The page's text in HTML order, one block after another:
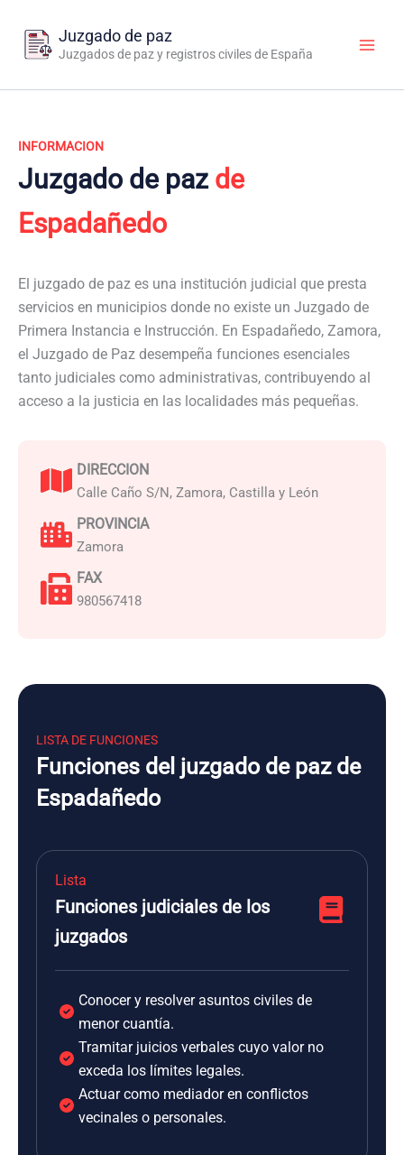
contenido
Juzgado de paz
Juzgados de paz y registros civiles de España
INFORMACION
Juzgado de paz de
Espadañedo
El juzgado de paz es una institución judicial que presta
servicios en municipios donde no existe un Juzgado de
Primera Instancia e Instrucción. En Espadañedo, Zamora,
el Juzgado de Paz desempeña funciones esenciales
tanto judiciales como administrativas, contribuyendo al
acceso a la justicia en las localidades más pequeñas.
DIRECCION
Calle Caño S/N, Zamora, Castilla y León
PROVINCIA
Zamora
FAX
980567418
LISTA DE FUNCIONES
Funciones del juzgado de paz de
Espadañedo
Lista
Funciones judiciales de los
juzgados
Conocer y resolver asuntos civiles de
menor cuantía.
Tramitar juicios verbales cuyo valor no
exceda los límites legales.
Actuar como mediador en conflictos
vecinales o personales.